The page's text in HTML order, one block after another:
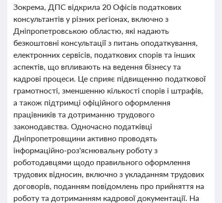
Зокрема, ДПС відкрила 20 Офісів податкових
консультантів у різних регіонах, включно з
Дніпропетровською областю, які надають
безкоштовні консультації з питань оподаткування,
електронних сервісів, податкових спорів та інших
аспектів, що впливають на ведення бізнесу та
кадрові процеси. Це сприяє підвищенню податкової
грамотності, зменшенню кількості спорів і штрафів,
а також підтримці офіційного оформлення
працівників та дотриманню трудового
законодавства. Одночасно податківці
Дніпропетровщини активно проводять
інформаційно-роз'яснювальну роботу з
роботодавцями щодо правильного оформлення
трудових відносин, включно з укладанням трудових
договорів, поданням повідомлень про прийняття на
роботу та дотриманням кадрової документації. На